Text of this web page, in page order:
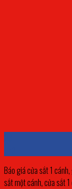
Báo giá cửa sắt 1
sắt một cánh, cửa sắt